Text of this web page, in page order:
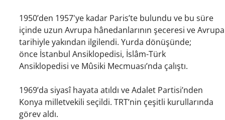
1950’den 1957'ye kadar Paris’te bulundu ve bu süre
içinde uzun Avrupa hânedanlarının şeceresi ve Avrupa
tarihiyle yakından ilgilendi. Yurda dönüşünde;
önce İstanbul Ansiklopedisi, İslâm-Türk
Ansiklopedisi ve Mûsiki Mecmuası’nda çalıştı.
1969’da siyasî hayata atıldı ve Adalet Partisi’nden
Konya milletvekili seçildi. TRT’nin çeşitli kurullarında
görev aldı.